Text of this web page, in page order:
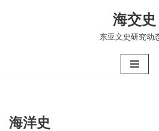
海交史
东亚文史研究动
海洋史